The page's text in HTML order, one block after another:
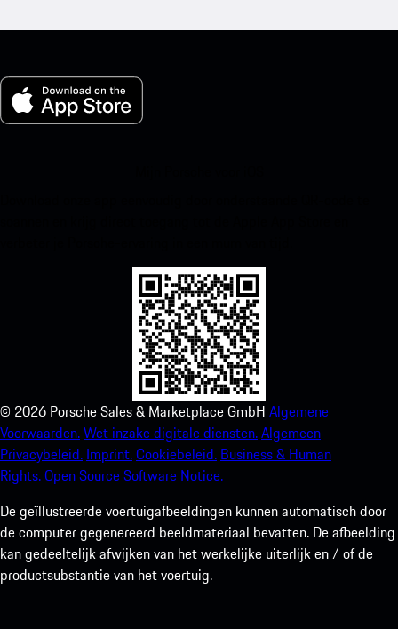
© 2026 Porsche Sales & Marketplace GmbH Algemene
Voorwaarden.Wet inzake digitale diensten.Algemeen
Privacybeleid. Imprint.Cookiebeleid. Business & Human
Rights.Open Source Software Notice.
De geïllustreerde voertuigafbeeldingen kunnen automatisch door
de computer gegenereerd beeldmateriaal bevatten. De afbeelding
kan gedeeltelijk afwijken van het werkelijke uiterlijk en / of de
productsubstantie van het voertuig.